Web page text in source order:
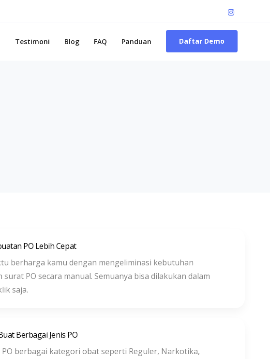
Testimoni Blog FAQ Panduan Daftar Demo
PO Lebih Cepat
berharga kamu dengan mengeliminasi kebutuhan
surat PO secara manual. Semuanya bisa dilakukan dalam
saja.
Berbagai Jenis PO
berbagai kategori obat seperti Reguler, Narkotika,